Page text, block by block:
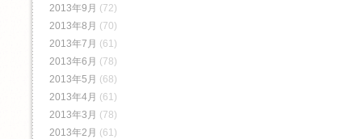
2013年9月 (72)
2013年8月 (70)
2013年7月 (61)
2013年6月 (78)
2013年5月 (68)
2013年4月 (61)
2013年3月 (78)
2013年2月 (61)